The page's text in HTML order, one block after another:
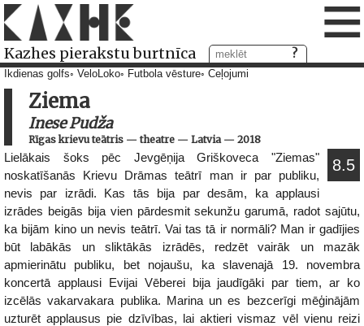
Kazhes pierakstu burtnīca ≡
Ikdienas golfs VeloLoko Futbola vēsture Ceļojumi
Ziema
Inese Pudža
Rīgas krievu teātris — theatre — Latvia— 2018
8.5
Lielākais šoks pēc Jevgēņija Griškoveca "Ziemas"
noskatīšanās Krievu Drāmas teātrī man ir par publiku,
nevis par izrādi. Kas tās bija par desām, ka applausi
izrādes beigās bija vien pārdesmit sekunžu garumā, radot sajūtu,
ka bijām kino un nevis teātrī. Vai tas tā ir normāli? Man ir gadījies
būt labākās un sliktākās izrādēs, redzēt vairāk un mazāk
apmierinātu publiku, bet nojaušu, ka slavenajā 19. novembra
koncertā applausi Evijai Vēberei bija jaudīgāki par tiem, ar ko
izcēlās vakarvakara publika. Marina un es bezcerīgi mēģinājām
uzturēt applausus pie dzīvības, lai aktieri vismaz vēl vienu reizi